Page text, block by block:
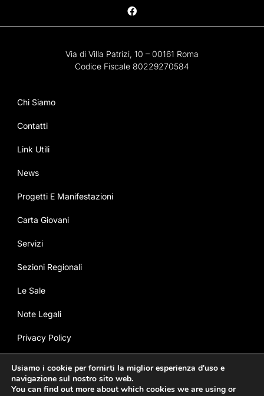
Via di Villa Patrizi, 10 – 00161 Roma
Codice Fiscale 80229270584
Chi Siamo
Contatti
Link Utili
News
Progetti E Manifestazioni
Carta Giovani
Servizi
Sezioni Regionali
Le Sale
Note Legali
Privacy Policy
Usiamo i cookie per fornirti la miglior esperienza d'uso e
navigazione sul nostro sito web.
You can find out more about which cookies we are using or